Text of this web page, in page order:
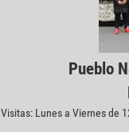
Pueblo
Visitas: Lunes a Viernes de